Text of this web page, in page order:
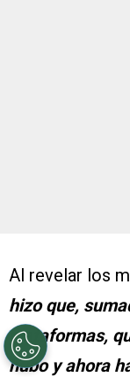
Al revelar los
hizo que,
plataformas,
hubo y ahora